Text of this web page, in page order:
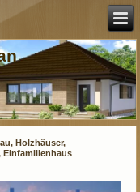
Holzhäuser,
Einfamilienhaus